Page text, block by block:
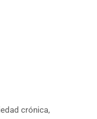
crónica,